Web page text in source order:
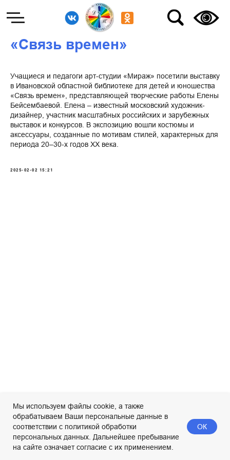
Мы используем файлы cookie, а также
обрабатываем Ваши персональные данные в
соответствии с политикой обработки
персональных данных. Дальнейшее пребывание
на сайте означает согласие с их применением.
ОК
«Связь времен»
Учащиеся и педагоги арт-студии «Мираж» посетили выставку
в Ивановской областной библиотеке для детей и юношества
«Связь времен», представляющей творческие работы Елены
Бейсембаевой. Елена – известный московский художник-
дизайнер, участник масштабных российских и зарубежных
выставок и конкурсов. В экспозицию вошли костюмы и
аксессуары, созданные по мотивам стилей, характерных для
периода 20–30-х годов XX века.
2025-02-02 15:21